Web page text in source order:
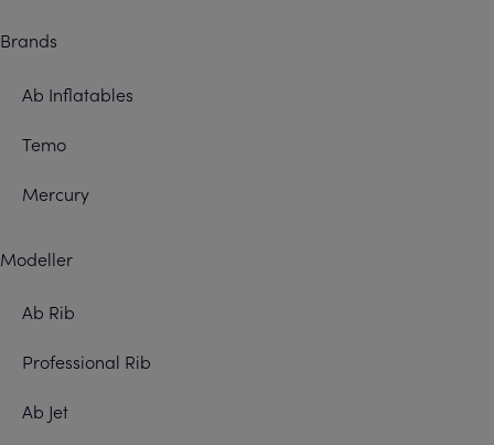
Brands
Ab Inflatables
Temo
Mercury
Modeller
Ab Rib
Professional Rib
Ab Jet